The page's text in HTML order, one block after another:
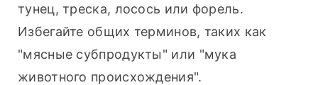
тунец, треска, лосось или форель.
Избегайте общих терминов, таких как
"мясные субпродукты" или "мука
животного происхождения".